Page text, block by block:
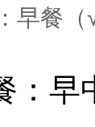
早餐
：